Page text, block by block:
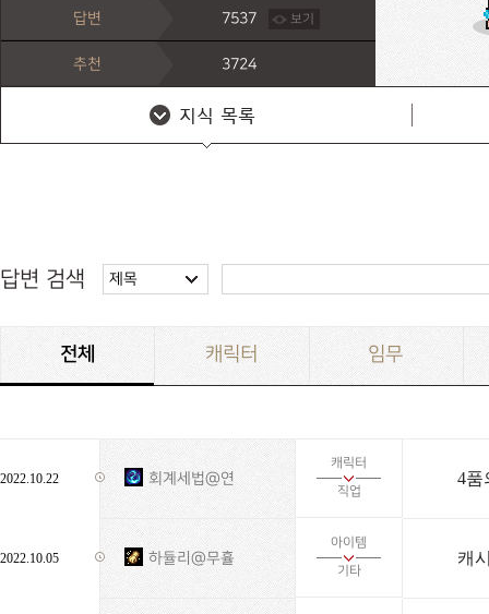
답변 7537 보기
추천 3724
답변 검색 제목
전체 캐릭터 임무
2022.10.22 회계세법@연
캐릭터
직업
4품
2022.10.05 하듈리@무휼
아이템
기타
캐